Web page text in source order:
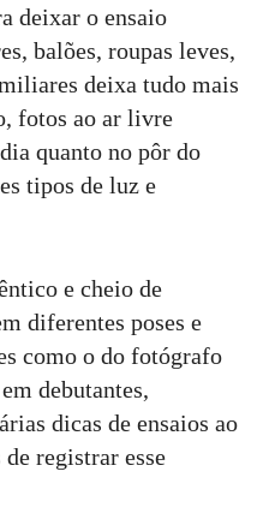
deixar o ensaio
balões, roupas leves,
deixa tudo mais
fotos ao ar livre
quanto no pôr do
tipos de luz e
e cheio de
diferentes poses e
como o do fotógrafo
debutantes,
dicas de ensaios ao
registrar esse